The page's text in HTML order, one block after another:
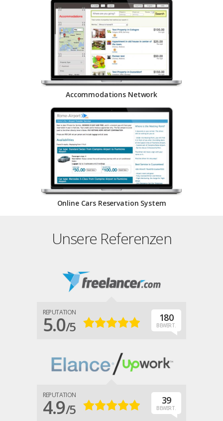
Accommodations Network
Online Cars Reservation System
Unsere Referenzen
REPUTATION
5.0/5
180
BEWERT.
REPUTATION
4.9/5
39
BEWERT.